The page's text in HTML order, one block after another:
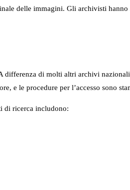
delle immagini. Gli archivisti
differenza di molti altri archivi
e le procedure per l’accesso sono
di ricerca includono: